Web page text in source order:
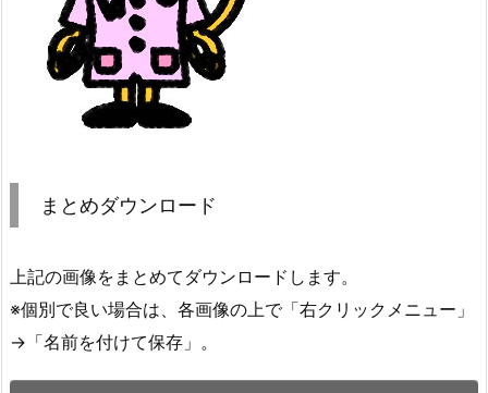
まとめダウンロード
上記の画像をまとめてダウンロードします。
※個別で良い場合は、各画像の上で「右クリックメニュー」
→「名前を付けて保存」。